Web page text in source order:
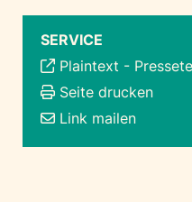
SERVICE
Plaintext -
Seite drucken
Link mailen